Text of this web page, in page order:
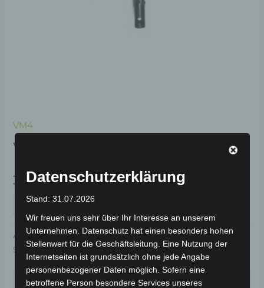
VM4
VM4 LENKER
39,00€ *
IN DEN WARENKORB
Artikelnummer:3M402-1504A-00 Kategorie:VM4
Schlagwort:Fahrwerk & Lenkung
Garantiert sicherer Checkout
Datenschutzerklärung
Stand: 31.07.2026
Wir freuen uns sehr über Ihr Interesse an unserem
Unternehmen. Datenschutz hat einen besonders hohen
Stellenwert für die Geschäftsleitung. Eine Nutzung der
Internetseiten ist grundsätzlich ohne jede Angabe
personenbezogener Daten möglich. Sofern eine
betroffene Person besondere Services unseres